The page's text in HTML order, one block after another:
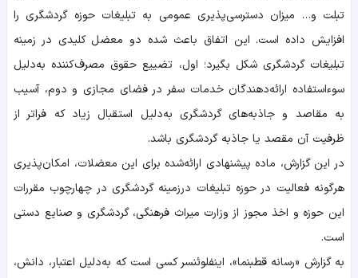
تبلت و… میزان دسترسی‌پذیری عمومی به تبلیغات حوزه گردشگری را
افزایش داده است. این اتفاق باعث شده دو معضل کلیدی در زمینه
تبلیغات گردشگری شکل بگیرد؛ اول، تضییع حقوق مصرف‌کننده به‌دلیل
سوءاستفاده ارائه‌دهندگان خدمات سفر در فضای مجازی و دوم، آسیب
به مقاصد و جاذبه‌های گردشگری به‌دلیل استقبال زیاد که فراتر از
ظرفیت آن مقصد یا جاذبه گردشگری باشد.
در این گزارش، ماده پیشنهادی ارائه‌شده برای این معضلات، امکان‌پذیری
هرگونه فعالیت در حوزه تبلیغات درزمینه گردشگری در چهارچوب مقررات
این حوزه و اخذ مجوز از وزارت میراث فرهنگی، گردشگری و صنایع دستی
است.
به گزارش «رسانه قطبنما»، اینفلوئنسر کسی است که به‌دلیل اعتبار، دانش،